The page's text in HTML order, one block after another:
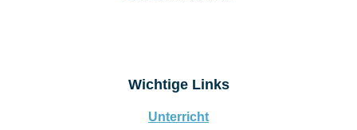
Wichtige Links
Unterricht